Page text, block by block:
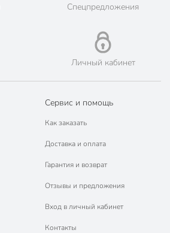
Спецпредложения
Личный кабинет
Сервис и помощь
Как заказать
Доставка и оплата
Гарантия и возврат
Отзывы и предложения
Вход в личный кабинет
Контакты